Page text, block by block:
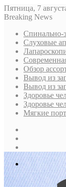
Пятница, 7
Breaking News
Спинально-
Слуховые
Обзор
Вывод из
Вывод из
Здоровье
Здоровье
Мягкие
In
Меню